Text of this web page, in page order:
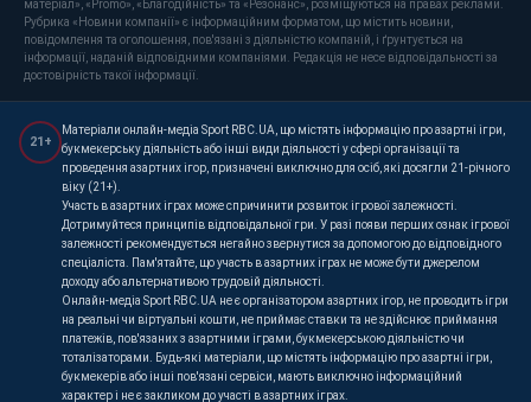
матеріал», «Promo», «Благодійність» та «Резонанс», розміщуються на правах реклами.
Рубрика «Новини компанії» є інформаційним форматом, що містить новини,
повідомлення та оголошення, пов'язані з діяльністю компаній, і ґрунтується на
інформації, наданій відповідними компаніями. Редакція не несе відповідальності за
достовірність такої інформації.
21+
Матеріали онлайн-медіа Sport RBC.UA, що містять інформацію про азартні ігри,
букмекерську діяльність або інші види діяльності у сфері організації та
проведення азартних ігор, призначені виключно для осіб, які досягли 21-річного
віку (21+).
Участь в азартних іграх може спричинити розвиток ігрової залежності.
Дотримуйтеся принципів відповідальної гри. У разі появи перших ознак ігрової
залежності рекомендується негайно звернутися за допомогою до відповідного
спеціаліста. Пам'ятайте, що участь в азартних іграх не може бути джерелом
доходу або альтернативою трудовій діяльності.
Онлайн-медіа Sport RBC.UA не є організатором азартних ігор, не проводить ігри
на реальні чи віртуальні кошти, не приймає ставки та не здійснює приймання
платежів, пов'язаних з азартними іграми, букмекерською діяльністю чи
тоталізаторами. Будь-які матеріали, що містять інформацію про азартні ігри,
букмекерів або інші пов'язані сервіси, мають виключно інформаційний
характер і не є закликом до участі в азартних іграх.